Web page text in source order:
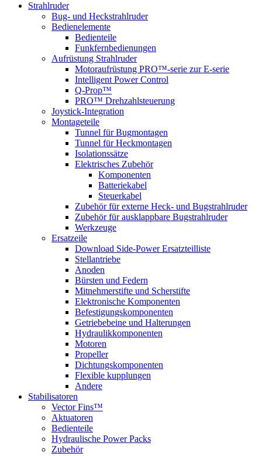
Strahlruder
Bug- und Heckstrahlruder
Bedienelemente
Bedienteile
Funkfernbedienungen
Aufrüstung Strahlruder
Motoraufrüstung PRO™-serie zur E-serie
Intelligent Power Control
Q-Prop™
PRO™ Drehzahlsteuerung
Joystick-Integration
Montageteile
Tunnel für Bugmontagen
Tunnel für Heckmontagen
Isolationssätze
Elektrisches Zubehör
Komponenten
Batteriekabel
Steuerkabel
Zubehör für externe Heck- und Bugstrahlruder
Zubehör für ausklappbare Bugstrahlruder
Werkzeuge
Ersatzeile
Download Side-Power Ersatzteilliste
Stellantriebe
Anoden
Bürsten und Federn
Mitnehmerstifte und Scherstifte
Elektronische Komponenten
Befestigungskomponenten
Getriebebeine und Halterungen
Hydraulikkomponenten
Motoren
Propeller
Dichtungskomponenten
Flexible kupplungen
Andere
Stabilisatoren
Vector Fins™
Aktuatoren
Bedienteile
Hydraulische Power Packs
Zubehör